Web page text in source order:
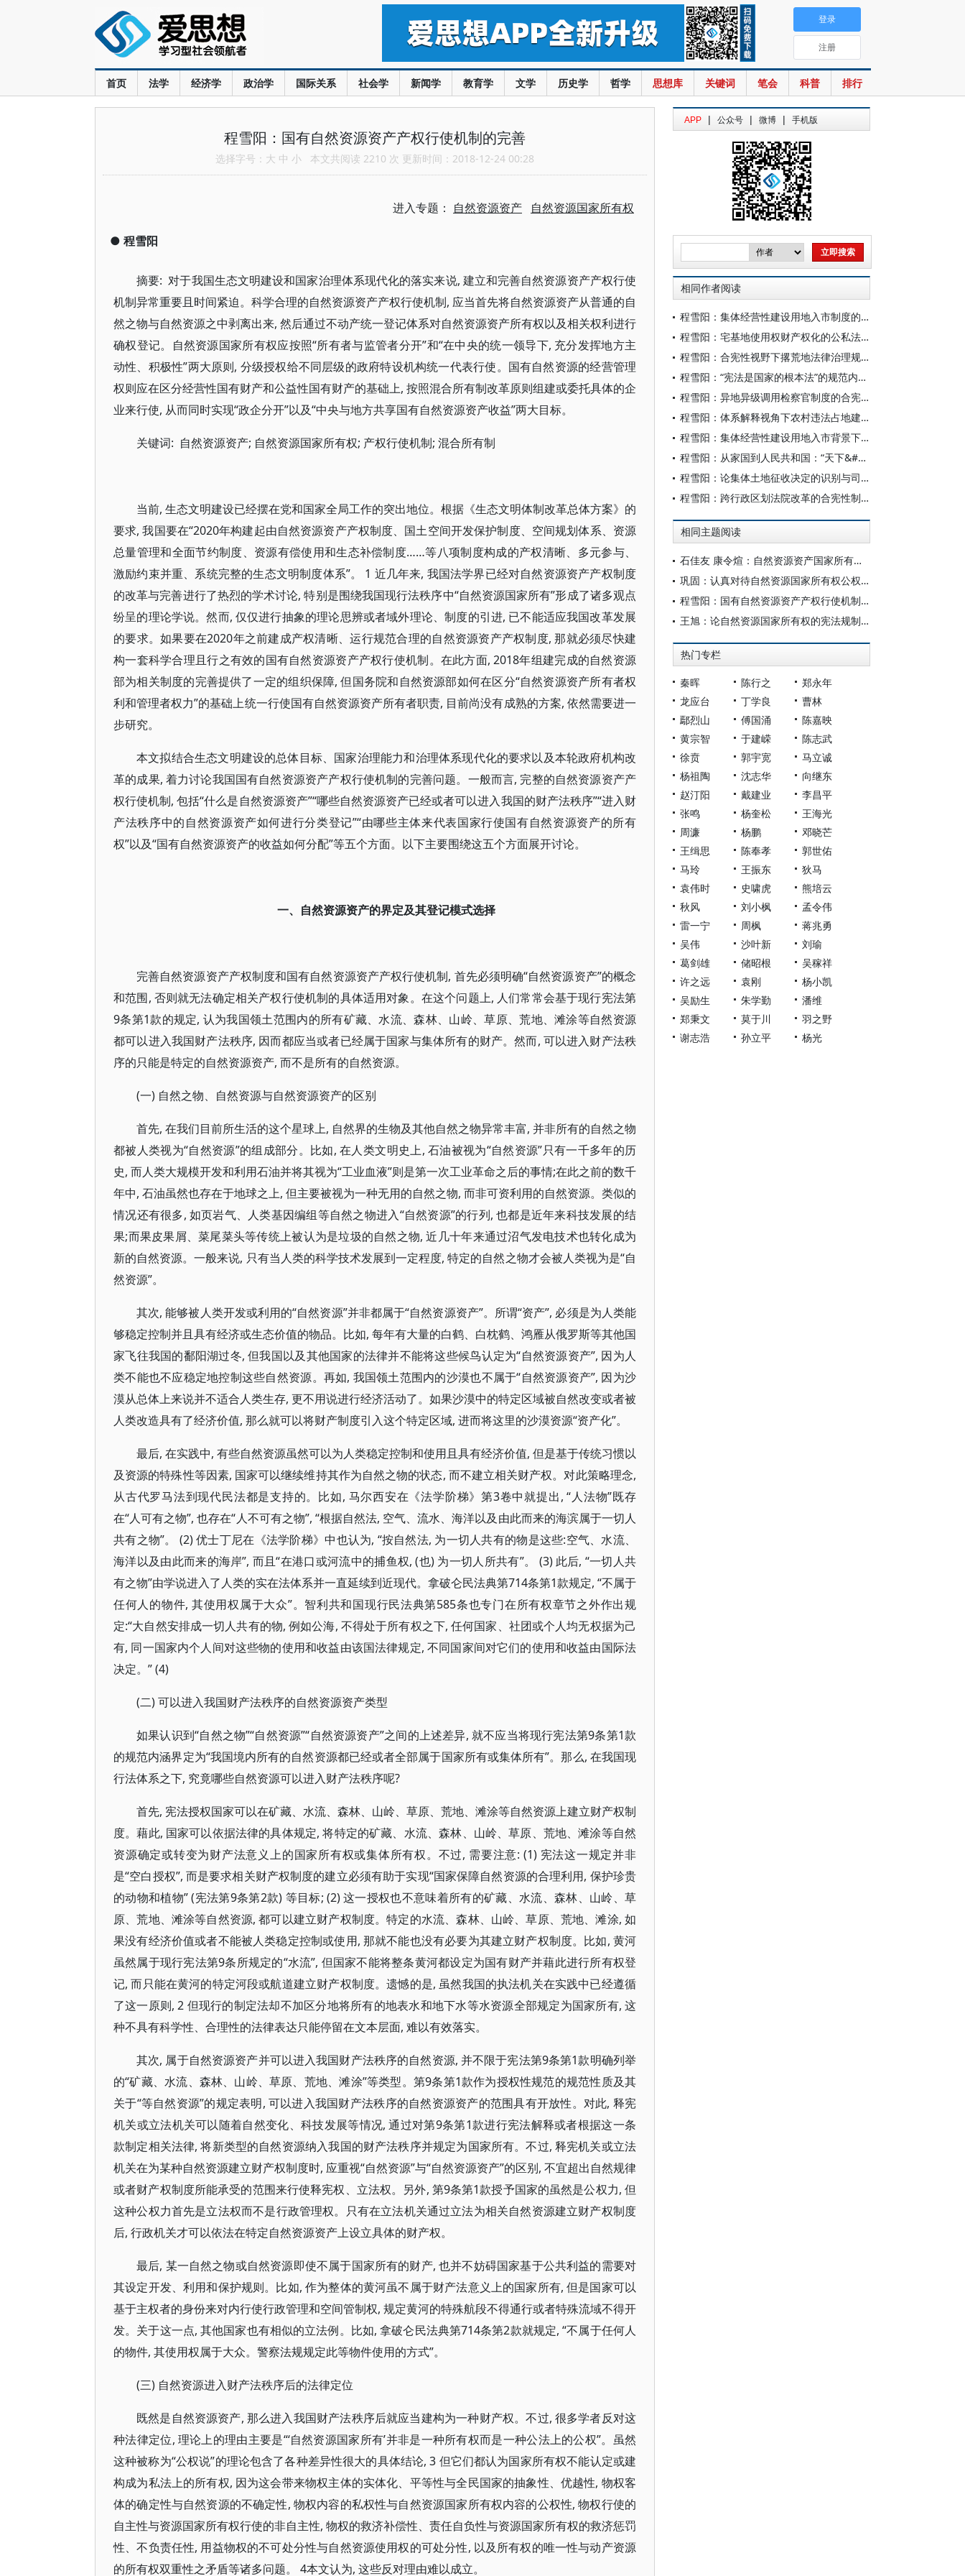
首页 法学 经济学 政治学 国际关系 社会学 新闻学 教育学 文学 历史学 哲学 思想库 关键词 笔会 科普 排行
登录
注册
程雪阳：国有自然资源资产产权行使机制的完善
选择字号： 大 中 小 本文共阅读 2210 次 更新时间：2018-12-24 00:28
进入专题： 自然资源资产 自然资源国家所有权
● 程雪阳
摘要: 对于我国生态文明建设和国家治理体系现代化的落实来说, 建立和完善自然资源资产产权行使
机制异常重要且时间紧迫。科学合理的自然资源资产产权行使机制, 应当首先将自然资源资产从普通的自
然之物与自然资源之中剥离出来, 然后通过不动产统一登记体系对自然资源资产所有权以及相关权利进行
确权登记。自然资源国家所有权应按照“所有者与监管者分开”和“在中央的统一领导下, 充分发挥地方主
动性、积极性”两大原则, 分级授权给不同层级的政府特设机构统一代表行使。国有自然资源的经营管理
权则应在区分经营性国有财产和公益性国有财产的基础上, 按照混合所有制改革原则组建或委托具体的企
业来行使, 从而同时实现“政企分开”以及“中央与地方共享国有自然资源资产收益”两大目标。
关键词: 自然资源资产; 自然资源国家所有权; 产权行使机制; 混合所有制
当前, 生态文明建设已经摆在党和国家全局工作的突出地位。根据《生态文明体制改革总体方案》的
要求, 我国要在“2020年构建起由自然资源资产产权制度、国土空间开发保护制度、空间规划体系、资源
总量管理和全面节约制度、资源有偿使用和生态补偿制度……等八项制度构成的产权清晰、多元参与、
激励约束并重、系统完整的生态文明制度体系”。 1 近几年来, 我国法学界已经对自然资源资产产权制度
的改革与完善进行了热烈的学术讨论, 特别是围绕我国现行法秩序中“自然资源国家所有”形成了诸多观点
纷呈的理论学说。然而, 仅仅进行抽象的理论思辨或者域外理论、制度的引进, 已不能适应我国改革发展
的要求。如果要在2020年之前建成产权清晰、运行规范合理的自然资源资产产权制度, 那就必须尽快建
构一套科学合理且行之有效的国有自然资源资产产权行使机制。在此方面, 2018年组建完成的自然资源
部为相关制度的完善提供了一定的组织保障, 但国务院和自然资源部如何在区分“自然资源资产所有者权
利和管理者权力”的基础上统一行使国有自然资源资产所有者职责, 目前尚没有成熟的方案, 依然需要进一
步研究。
本文拟结合生态文明建设的总体目标、国家治理能力和治理体系现代化的要求以及本轮政府机构改
革的成果, 着力讨论我国国有自然资源资产产权行使机制的完善问题。一般而言, 完整的自然资源资产产
权行使机制, 包括“什么是自然资源资产”“哪些自然资源资产已经或者可以进入我国的财产法秩序”“进入财
产法秩序中的自然资源资产如何进行分类登记”“由哪些主体来代表国家行使国有自然资源资产的所有
权”以及“国有自然资源资产的收益如何分配”等五个方面。以下主要围绕这五个方面展开讨论。
一、自然资源资产的界定及其登记模式选择
完善自然资源资产产权制度和国有自然资源资产产权行使机制, 首先必须明确“自然资源资产”的概念
和范围, 否则就无法确定相关产权行使机制的具体适用对象。在这个问题上, 人们常常会基于现行宪法第
9条第1款的规定, 认为我国领土范围内的所有矿藏、水流、森林、山岭、草原、荒地、滩涂等自然资源
都可以进入我国财产法秩序, 因而都应当或者已经属于国家与集体所有的财产。然而, 可以进入财产法秩
序的只能是特定的自然资源资产, 而不是所有的自然资源。
(一) 自然之物、自然资源与自然资源资产的区别
首先, 在我们目前所生活的这个星球上, 自然界的生物及其他自然之物异常丰富, 并非所有的自然之物
都被人类视为“自然资源”的组成部分。比如, 在人类文明史上, 石油被视为“自然资源”只有一千多年的历
史, 而人类大规模开发和利用石油并将其视为“工业血液”则是第一次工业革命之后的事情;在此之前的数千
年中, 石油虽然也存在于地球之上, 但主要被视为一种无用的自然之物, 而非可资利用的自然资源。类似的
情况还有很多, 如页岩气、人类基因编组等自然之物进入“自然资源”的行列, 也都是近年来科技发展的结
果;而果皮果屑、菜尾菜头等传统上被认为是垃圾的自然之物, 近几十年来通过沼气发电技术也转化成为
新的自然资源。一般来说, 只有当人类的科学技术发展到一定程度, 特定的自然之物才会被人类视为是“自
然资源”。
其次, 能够被人类开发或利用的“自然资源”并非都属于“自然资源资产”。所谓“资产”, 必须是为人类能
够稳定控制并且具有经济或生态价值的物品。比如, 每年有大量的白鹤、白枕鹤、鸿雁从俄罗斯等其他国
家飞往我国的鄱阳湖过冬, 但我国以及其他国家的法律并不能将这些候鸟认定为“自然资源资产”, 因为人
类不能也不应稳定地控制这些自然资源。再如, 我国领土范围内的沙漠也不属于“自然资源资产”, 因为沙
漠从总体上来说并不适合人类生存, 更不用说进行经济活动了。如果沙漠中的特定区域被自然改变或者被
人类改造具有了经济价值, 那么就可以将财产制度引入这个特定区域, 进而将这里的沙漠资源“资产化”。
最后, 在实践中, 有些自然资源虽然可以为人类稳定控制和使用且具有经济价值, 但是基于传统习惯以
及资源的特殊性等因素, 国家可以继续维持其作为自然之物的状态, 而不建立相关财产权。对此策略理念,
从古代罗马法到现代民法都是支持的。比如, 马尔西安在《法学阶梯》第3卷中就提出, “人法物”既存
在“人可有之物”, 也存在“人不可有之物”, “根据自然法, 空气、流水、海洋以及由此而来的海滨属于一切人
共有之物”。 (2) 优士丁尼在《法学阶梯》中也认为, “按自然法, 为一切人共有的物是这些:空气、水流、
海洋以及由此而来的海岸”, 而且“在港口或河流中的捕鱼权, (也) 为一切人所共有”。 (3) 此后, “一切人共
有之物”由学说进入了人类的实在法体系并一直延续到近现代。拿破仑民法典第714条第1款规定, “不属于
任何人的物件, 其使用权属于大众”。智利共和国现行民法典第585条也专门在所有权章节之外作出规
定:“大自然安排成一切人共有的物, 例如公海, 不得处于所有权之下, 任何国家、社团或个人均无权据为己
有, 同一国家内个人间对这些物的使用和收益由该国法律规定, 不同国家间对它们的使用和收益由国际法
决定。” (4)
(二) 可以进入我国财产法秩序的自然资源资产类型
如果认识到“自然之物”“自然资源”“自然资源资产”之间的上述差异, 就不应当将现行宪法第9条第1款
的规范内涵界定为“我国境内所有的自然资源都已经或者全部属于国家所有或集体所有”。那么, 在我国现
行法体系之下, 究竟哪些自然资源可以进入财产法秩序呢?
首先, 宪法授权国家可以在矿藏、水流、森林、山岭、草原、荒地、滩涂等自然资源上建立财产权制
度。藉此, 国家可以依据法律的具体规定, 将特定的矿藏、水流、森林、山岭、草原、荒地、滩涂等自然
资源确定或转变为财产法意义上的国家所有权或集体所有权。不过, 需要注意: (1) 宪法这一规定并非
是“空白授权”, 而是要求相关财产权制度的建立必须有助于实现“国家保障自然资源的合理利用, 保护珍贵
的动物和植物” (宪法第9条第2款) 等目标; (2) 这一授权也不意味着所有的矿藏、水流、森林、山岭、草
原、荒地、滩涂等自然资源, 都可以建立财产权制度。特定的水流、森林、山岭、草原、荒地、滩涂, 如
果没有经济价值或者不能被人类稳定控制或使用, 那就不能也没有必要为其建立财产权制度。比如, 黄河
虽然属于现行宪法第9条所规定的“水流”, 但国家不能将整条黄河都设定为国有财产并藉此进行所有权登
记, 而只能在黄河的特定河段或航道建立财产权制度。遗憾的是, 虽然我国的执法机关在实践中已经遵循
了这一原则, 2 但现行的制定法却不加区分地将所有的地表水和地下水等水资源全部规定为国家所有, 这
种不具有科学性、合理性的法律表达只能停留在文本层面, 难以有效落实。
其次, 属于自然资源资产并可以进入我国财产法秩序的自然资源, 并不限于宪法第9条第1款明确列举
的“矿藏、水流、森林、山岭、草原、荒地、滩涂”等类型。第9条第1款作为授权性规范的规范性质及其
关于“等自然资源”的规定表明, 可以进入我国财产法秩序的自然资源资产的范围具有开放性。对此, 释宪
机关或立法机关可以随着自然变化、科技发展等情况, 通过对第9条第1款进行宪法解释或者根据这一条
款制定相关法律, 将新类型的自然资源纳入我国的财产法秩序并规定为国家所有。不过, 释宪机关或立法
机关在为某种自然资源建立财产权制度时, 应重视“自然资源”与“自然资源资产”的区别, 不宜超出自然规律
或者财产权制度所能承受的范围来行使释宪权、立法权。另外, 第9条第1款授予国家的虽然是公权力, 但
这种公权力首先是立法权而不是行政管理权。只有在立法机关通过立法为相关自然资源建立财产权制度
后, 行政机关才可以依法在特定自然资源资产上设立具体的财产权。
最后, 某一自然之物或自然资源即使不属于国家所有的财产, 也并不妨碍国家基于公共利益的需要对
其设定开发、利用和保护规则。比如, 作为整体的黄河虽不属于财产法意义上的国家所有, 但是国家可以
基于主权者的身份来对内行使行政管理和空间管制权, 规定黄河的特殊航段不得通行或者特殊流域不得开
发。关于这一点, 其他国家也有相似的立法例。比如, 拿破仑民法典第714条第2款就规定, “不属于任何人
的物件, 其使用权属于大众。警察法规规定此等物件使用的方式”。
(三) 自然资源进入财产法秩序后的法律定位
既然是自然资源资产, 那么进入我国财产法秩序后就应当建构为一种财产权。不过, 很多学者反对这
种法律定位, 理论上的理由主要是“‘自然资源国家所有’并非是一种所有权而是一种公法上的公权”。虽然
这种被称为“公权说”的理论包含了各种差异性很大的具体结论, 3 但它们都认为国家所有权不能认定或建
构成为私法上的所有权, 因为这会带来物权主体的实体化、平等性与全民国家的抽象性、优越性, 物权客
体的确定性与自然资源的不确定性, 物权内容的私权性与自然资源国家所有权内容的公权性, 物权行使的
自主性与资源国家所有权行使的非自主性, 物权的救济补偿性、责任自负性与资源国家所有权的救济惩罚
性、不负责任性, 用益物权的不可处分性与自然资源使用权的可处分性, 以及所有权的唯一性与动产资源
的所有权双重性之矛盾等诸多问题。 4本文认为, 这些反对理由难以成立。
APP | 公众号 | 微博 | 手机版
相同作者阅读
程雪阳：集体经营性建设用地入市制度的实施与司法应对
程雪阳：宅基地使用权财产权化的公私法融合路径
程雪阳：合宪性视野下撂荒地法律治理规则的完善
程雪阳：“宪法是国家的根本法”的规范内涵及其立法落实
程雪阳：异地异级调用检察官制度的合宪性分析
程雪阳：体系解释视角下农村违法占地建房执法权限争议的解决
程雪阳：集体经营性建设用地入市背景下土地税制的完善
程雪阳：从家国到人民共和国：“天下&#8722;中国”转型的历史逻辑
程雪阳：论集体土地征收决定的识别与司法审查
程雪阳：跨行政区划法院改革的合宪性制度通道
相同主题阅读
石佳友 康令煊：自然资源资产国家所有权救济机制研究
巩固：认真对待自然资源国家所有权公权说
程雪阳：国有自然资源资产产权行使机制的完善
王旭：论自然资源国家所有权的宪法规制功能
热门专栏
秦晖 陈行之
郑永年
龙应台
丁学良
曹林
鄢烈山
傅国涌
陈嘉映
黄宗智
于建嵘
陈志武
徐贲
郭宇宽
马立诚
杨祖陶
沈志华
向继东
赵汀阳
戴建业
李昌平
张鸣
杨奎松
王海光
周濂
杨鹏
邓晓芒
王缉思
陈奉孝
郭世佑
马玲
王振东
狄马
袁伟时
史啸虎
熊培云
秋风
刘小枫
孟令伟
雷一宁
周枫
蒋兆勇
吴伟
沙叶新
刘瑜
葛剑雄
储昭根
吴稼祥
许之远
袁刚
杨小凯
吴励生
朱学勤
潘维
郑秉文
莫于川
羽之野
谢志浩
孙立平 杨光